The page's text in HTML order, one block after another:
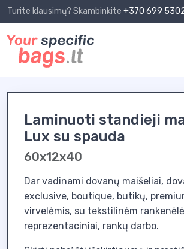
Turite klausimų? Skambinkite +370 699
Laminuoti standieji
Lux su spauda
60x12x40
Dar vadinami dovanų maišeliai,
exclusive, boutique, butikų,
virvelėmis, su tekstilinėm
reprezentaciniai, rankų darbo.